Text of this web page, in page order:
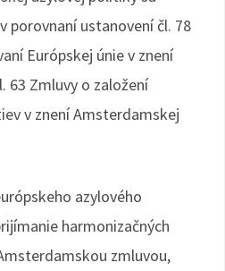
porovnaní ustanovení čl. 78
Európskej únie v znení
63 Zmluvy o založení
v znení Amsterdamskej
azylového
harmonizačných
zmluvou,